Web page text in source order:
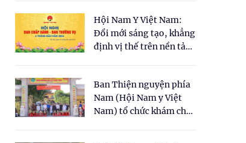
Hội Nam Y Việt Nam:
Đổi mới sáng tạo, khẳng
định vị thế trên nền tảng
Ban Thiện nguyện phía
Nam (Hội Nam y Việt
Nam) tổ chức khám chữa